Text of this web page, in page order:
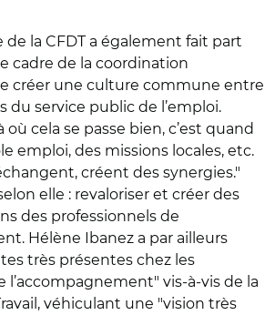
de la CFDT a également fait part
cadre de la coordination
créer une culture commune entre
du service public de l’emploi.
cela se passe bien, c’est quand
emploi, des missions locales, etc.
créent des synergies."
elle : revaloriser et créer des
des professionnels de
Hélène Ibanez a par ailleurs
très présentes chez les
l’accompagnement" vis-à-vis de la
véhiculant une "vision très